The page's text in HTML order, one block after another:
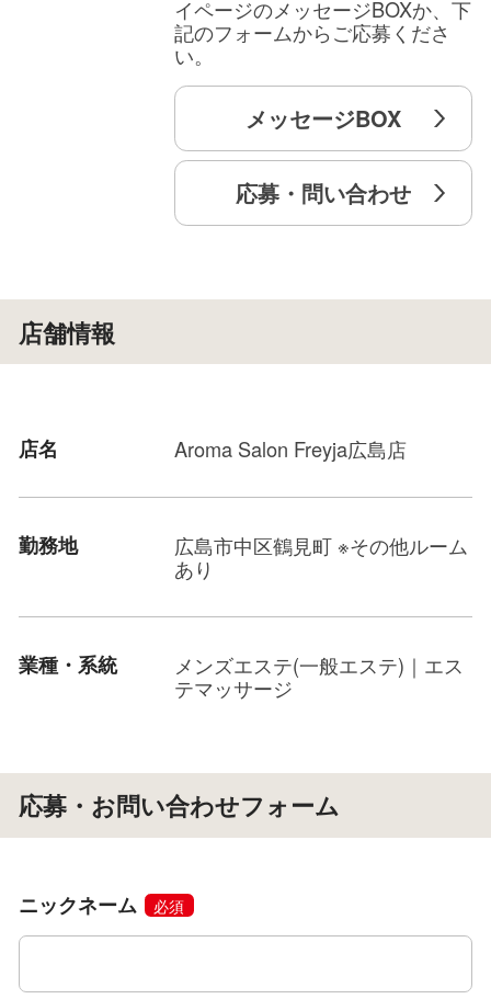
イページのメッセージBOXか、下
記のフォームからご応募くださ
い。
メッセージBOX
応募・問い合わせ
店舗情報
店名 Aroma Salon Freyja広島店
勤務地
広島市中区鶴見町 ※その他ルーム
あり
業種・系統
メンズエステ(一般エステ)｜エス
テマッサージ
応募・お問い合わせフォーム
ニックネーム 必須